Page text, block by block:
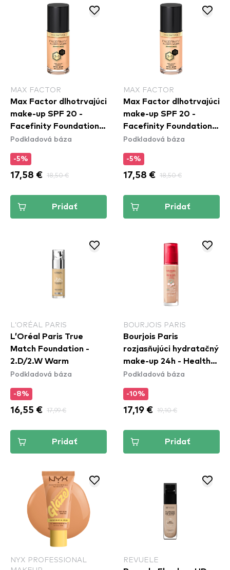
MAX FACTOR
Max Factor dlhotrvajúci
make-up SPF 20 -
Facefinity Foundation -
W62 Warm Beige
Podkladová báza
-5%
17,58 € 18,50 €
Pridať
MAX FACTOR
Max Factor dlhotrvajúci
make-up SPF 20 -
Facefinity Foundation -
W33 Crystal Beige
Podkladová báza
-5%
17,58 € 18,50 €
Pridať
L’ORÉAL PARIS
L’Oréal Paris True
Match Foundation -
2.D/2.W Warm
Podkladová báza
-8%
16,55 € 17,99 €
Pridať
BOURJOIS PARIS
Bourjois Paris
rozjasňujúci hydratačný
make-up 24h - Healthy
Mix Clean Foundation -
Podkladová báza
-10%
17,19 € 19,10 €
Pridať
NYX PROFESSIONAL
REVUELE